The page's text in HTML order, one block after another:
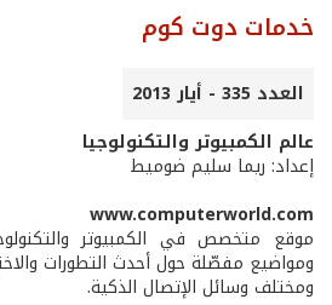
خدمات دوت كوم
العدد 335 - أيار 2013
عالم الكمبيوتر والتكنولوجيا
إعداد: ريما سليم ضوميط
www.computerworld.com
موقع متخصص في الكمبيوتر
ومواضيع مفصّلة حول أحدث التطورات
ومختلف وسائل الإتصال الذكية.